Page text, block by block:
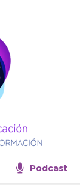
Podcast